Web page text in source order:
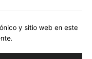
y sitio web en este